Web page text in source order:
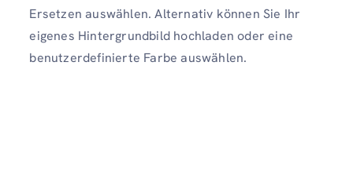
Ersetzen auswählen. Alternativ können Sie Ihr
eigenes Hintergrundbild hochladen oder eine
benutzerdefinierte Farbe auswählen.